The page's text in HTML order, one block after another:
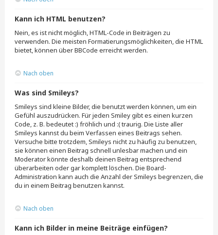
Kann ich HTML benutzen?
Nein, es ist nicht möglich, HTML-Code in Beiträgen zu
verwenden. Die meisten Formatierungsmöglichkeiten, die HTML
bietet, können über BBCode erreicht werden.
Nach oben
Was sind Smileys?
Smileys sind kleine Bilder, die benutzt werden können, um ein
Gefühl auszudrücken. Für jeden Smiley gibt es einen kurzen
Code, z. B. bedeutet :) fröhlich und :( traurig. Die Liste aller
Smileys kannst du beim Verfassen eines Beitrags sehen.
Versuche bitte trotzdem, Smileys nicht zu häufig zu benutzen,
sie können einen Beitrag schnell unlesbar machen und ein
Moderator könnte deshalb deinen Beitrag entsprechend
überarbeiten oder gar komplett löschen. Die Board-
Administration kann auch die Anzahl der Smileys begrenzen, die
du in einem Beitrag benutzen kannst.
Nach oben
Kann ich Bilder in meine Beiträge einfügen?